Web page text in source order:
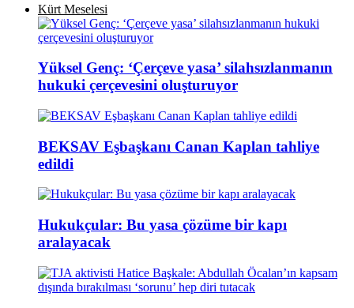
Kürt Meselesi
Yüksel Genç: ‘Çerçeve yasa’ silahsızlanmanın
hukuki çerçevesini oluşturuyor
BEKSAV Eşbaşkanı Canan Kaplan tahliye
edildi
Hukukçular: Bu yasa çözüme bir kapı
aralayacak